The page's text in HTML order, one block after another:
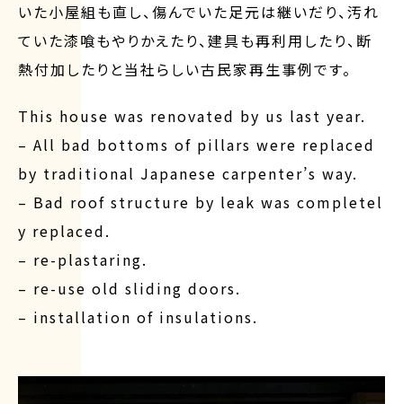
いた小屋組も直し、傷んでいた足元は継いだり、汚れ
ていた漆喰もやりかえたり、建具も再利用したり、断
熱付加したりと当社らしい古民家再生事例です。
This house was renovated by us last year.
– All bad bottoms of pillars were replaced
by traditional Japanese carpenter’s way.
– Bad roof structure by leak was completel
y replaced.
– re-plastaring.
– re-use old sliding doors.
– installation of insulations.